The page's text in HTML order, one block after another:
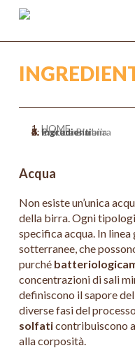
Skip
HOME
>
Cultura Birraria
>
Produrre la birra
>
Ingredienti
Acqua
Non esiste un’unica
della birra. Ogni
specifica acqua. In
sotterranee, che
purché
concentrazioni di sali
definiscono il sapore
diverse fasi del
solfaticontribuiscono
alla corposità.